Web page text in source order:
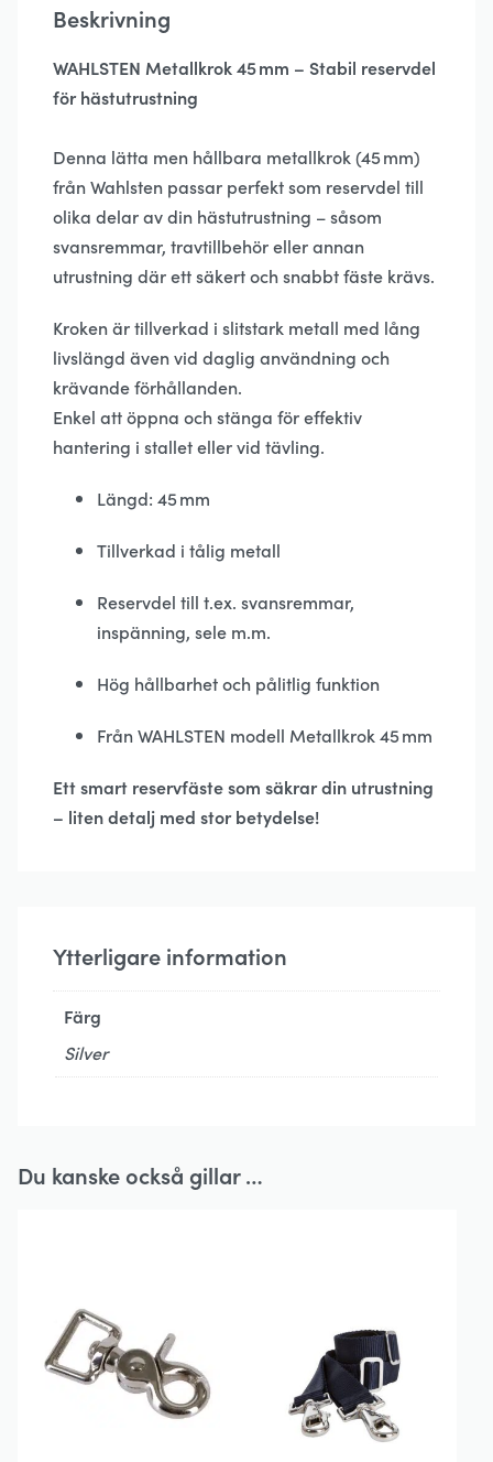
Beskrivning
WAHLSTEN Metallkrok 45 mm – Stabil reservdel
för hästutrustning
Denna lätta men hållbara metallkrok (45 mm)
från Wahlsten passar perfekt som reservdel till
olika delar av din hästutrustning – såsom
svansremmar, travtillbehör eller annan
utrustning där ett säkert och snabbt fäste krävs.
Kroken är tillverkad i slitstark metall med lång
livslängd även vid daglig användning och
krävande förhållanden.
Enkel att öppna och stänga för effektiv
hantering i stallet eller vid tävling.
Längd: 45 mm
Tillverkad i tålig metall
Reservdel till t.ex. svansremmar,
inspänning, sele m.m.
Hög hållbarhet och pålitlig funktion
Från WAHLSTEN modell Metallkrok 45 mm
Ett smart reservfäste som säkrar din utrustning
– liten detalj med stor betydelse!
Ytterligare information
Färg
Silver
Du kanske också gillar …